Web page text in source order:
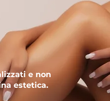
e non
estetica.